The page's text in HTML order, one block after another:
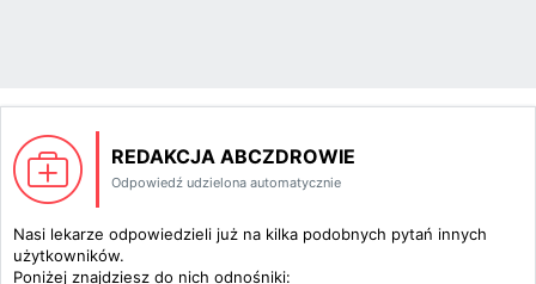
REDAKCJA ABCZDROWIE
Odpowiedź udzielona automatycznie
Nasi lekarze odpowiedzieli już na kilka podobnych pytań innych
użytkowników.
Poniżej znajdziesz do nich odnośniki: